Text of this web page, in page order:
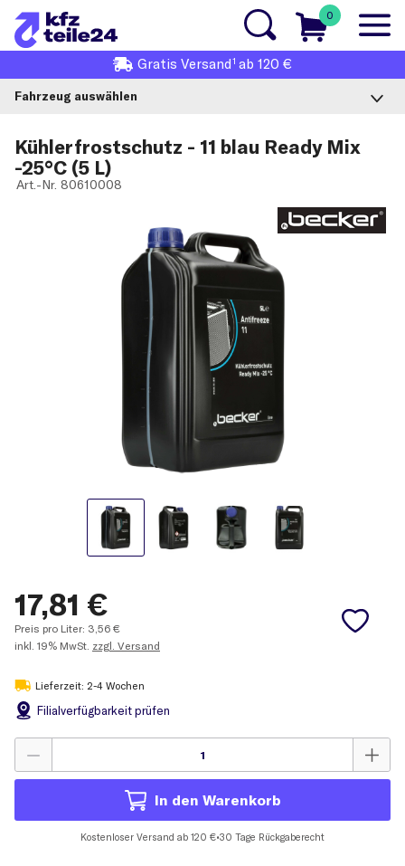
0
Gratis Versand1 ab 120 €
Fahrzeug auswählen
Kühlerfrostschutz - 11 blau Ready Mix
-25°C (5 L)
Art.-Nr. 80610008
17,81 €
Preis pro Liter: 3,56 €
inkl. 19% MwSt. zzgl. Versand
Lieferzeit: 2-4 Wochen
Filialverfügbarkeit prüfen
In den Warenkorb
Kostenloser Versand ab 120 €•30 Tage Rückgaberecht